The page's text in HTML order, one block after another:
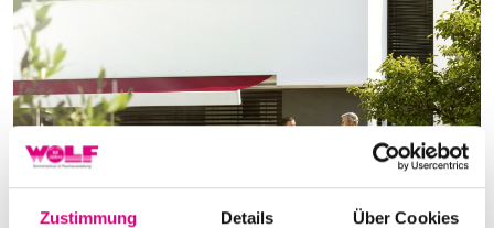
Zustimmung Details Über Cookies